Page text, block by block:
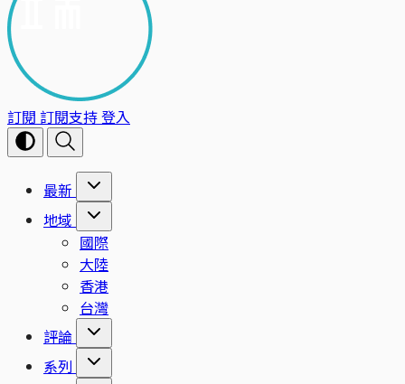
訂閱 訂閱支持登入
最新
地域
國際
大陸
香港
台灣
評論
系列